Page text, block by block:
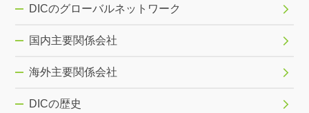
DICのグローバルネットワーク
国内主要関係会社
海外主要関係会社
DICの歴史